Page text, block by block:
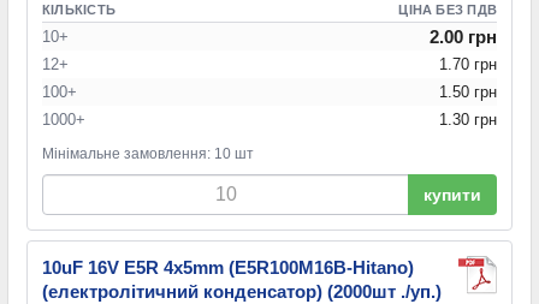
КІЛЬКІСТЬ ЦІНА БЕЗ ПДВ
10+ 2.00 грн
12+
1.70 грн
100+
1.50 грн
1000+
1.30 грн
Мінімальне замовлення: 10 шт
купити
10uF 16V E5R 4x5mm (E5R100M16B-Hitano)
(електролітичний конденсатор) (2000шт ./уп.)